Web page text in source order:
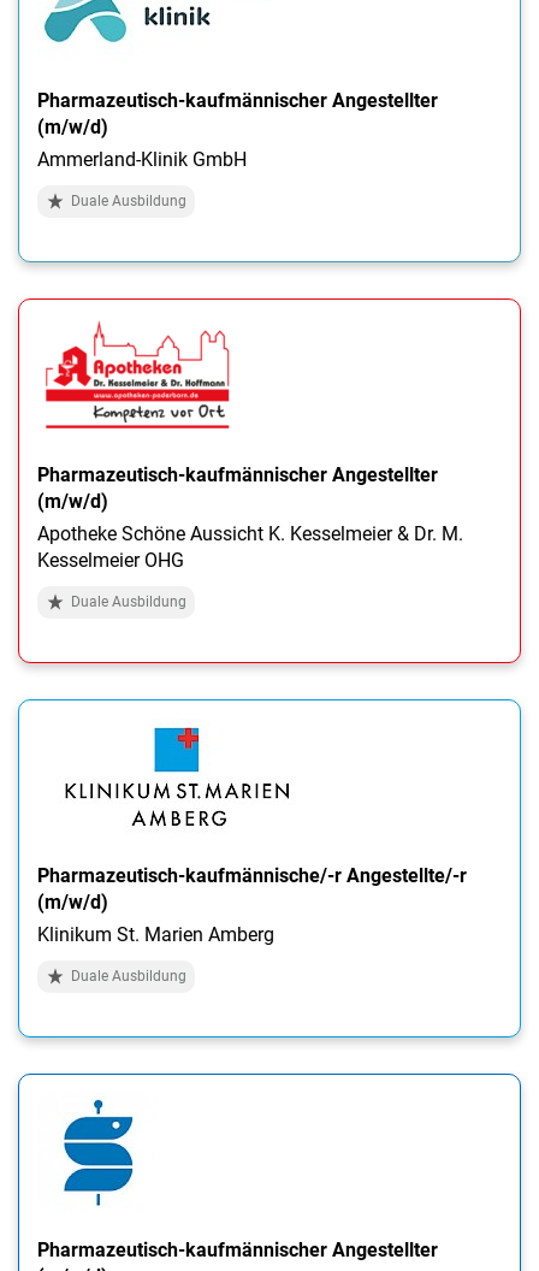
Pharmazeutisch-kaufmännischer Angestellter
(m/w/d)
Ammerland-Klinik GmbH
Duale Ausbildung
Pharmazeutisch-kaufmännischer Angestellter
(m/w/d)
Apotheke Schöne Aussicht K. Kesselmeier & Dr. M.
Kesselmeier OHG
Duale Ausbildung
Pharmazeutisch-kaufmännische/-r Angestellte/-r
(m/w/d)
Klinikum St. Marien Amberg
Duale Ausbildung
Pharmazeutisch-kaufmännischer Angestellter